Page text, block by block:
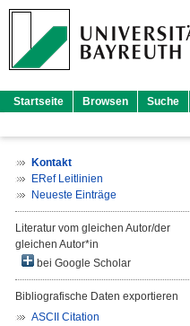
Startseite Browsen Suche
Kontakt
ERef Leitlinien
Neueste Einträge
Literatur vom gleichen Autor/der
gleichen Autor*in
bei Google Scholar
Bibliografische Daten exportieren
ASCII Citation